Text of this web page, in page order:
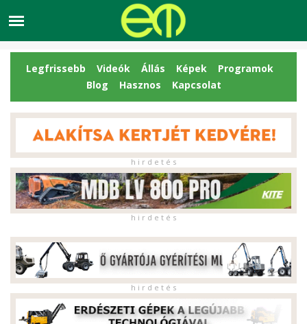
Legfrissebb Videók Állás Képek
Programok
Blog
Hasznos Kapcsolat
h i r d e t é s
h i r d e t é s
h i r d e t é s